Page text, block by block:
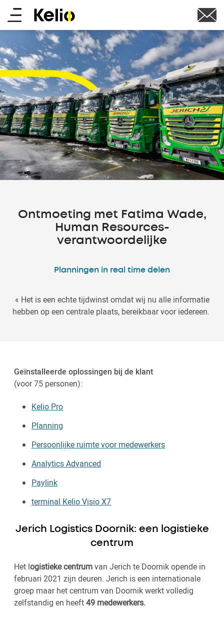
Skip
main
content
Main
menu
Ontmoeting met Fatima Wade,
Human Resources-
verantwoordelijke
Planningen in real time delen
« Het is een echte tijdwinst omdat wij nu alle informatie
hebben op een centrale plaats, bereikbaar voor iedereen.
Geïnstalleerde oplossingen bij de klant
(voor 75 personen):
Kelio Pro
Planning
Persoonlijke ruimte voor medewerkers
Analytics Advanced
Paylink
terminal Kelio Visio X7
Jerich Logistics Doornik: een logistieke
centrum
Het logistieke centrumvan Jerich te Doornik opende in
februari 2021 zijn deuren. Jerich is een internationale
groep maar het centrum van Doornik werkt volledig
zelfstandig en heeft49 medewerkers.